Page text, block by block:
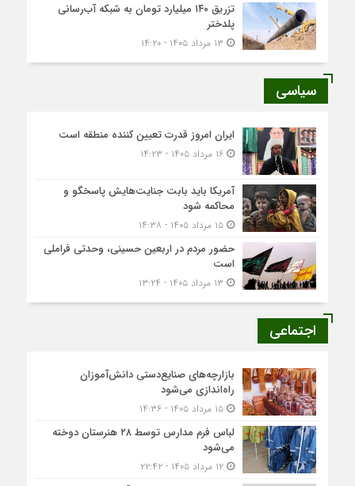
تزریق ۱۴۰ میلیارد تومان به شبکه آب‌رسانی
پلدختر
سیاسی
ایران امروز قدرت تعیین کننده منطقه است
۱۶ مرداد ۱۴۰۵ - ۱۴:۲۳
آمریکا باید بابت جنایت‌هایش پاسخگو و
محاکمه شود
۱۵ مرداد ۱۴۰۵ - ۱۴:۳۸
حضور مردم در اربعین حسینی، وحدتی فراملی
است
اجتماعی
بازارچه‌های صنایع‌دستی دانش‌آموزان
راه‌اندازی می‌شود
۱۵ مرداد ۱۴۰۵ - ۱۴:۳۶
لباس فرم مدارس توسط ۲۸ هنرستان‌ دوخته
می‌شود
۱۲ مرداد ۱۴۰۵ - ۲۲:۴۲